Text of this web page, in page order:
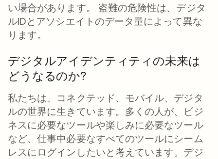
い場合があります。 盗難の危険性は、デジタ
ルIDとアソシエイトのデータ量によって異な
ります。
デジタルアイデンティティの未来は
どうなるのか?
私たちは、コネクテッド、モバイル、デジタ
ルの世界に生きています。多くの人が、ビジ
ネスに必要なツールや楽しみに必要なツール
など、仕事中必要なすべてのツールにシーム
レスにログインしたいと考えています。デジ